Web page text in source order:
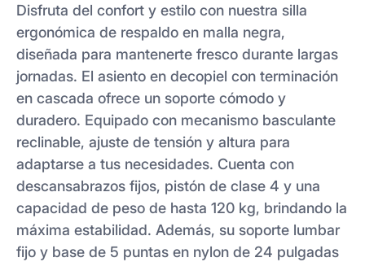
Disfruta del confort y estilo con nuestra silla
ergonómica de respaldo en malla negra,
diseñada para mantenerte fresco durante largas
jornadas. El asiento en decopiel con terminación
en cascada ofrece un soporte cómodo y
duradero. Equipado con mecanismo basculante
reclinable, ajuste de tensión y altura para
adaptarse a tus necesidades. Cuenta con
descansabrazos fijos, pistón de clase 4 y una
capacidad de peso de hasta 120 kg, brindando la
máxima estabilidad. Además, su soporte lumbar
fijo y base de 5 puntas en nylon de 24 pulgadas